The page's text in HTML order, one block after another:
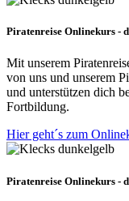
Piratenreise Onlinekurs -
Mit unserem
von uns und unserem
und unterstützen dich
Fortbildung.
Hier geht´s zum
Piratenreise Onlinekurs -